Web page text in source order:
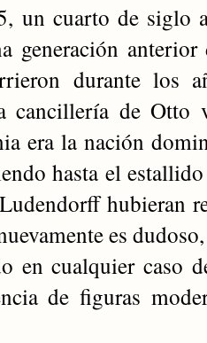
un cuarto de siglo
generación
durante los
cancillería de Otto
era la nación
hasta el
hubieran
es
en cualquier caso
de figuras